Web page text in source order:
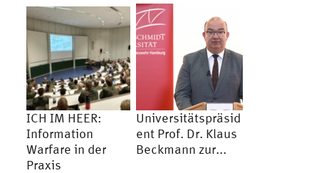
ICH IM HEER:
Information
Warfare in der
Praxis
Universitätspräsid
ent Prof. Dr. Klaus
Beckmann zur...